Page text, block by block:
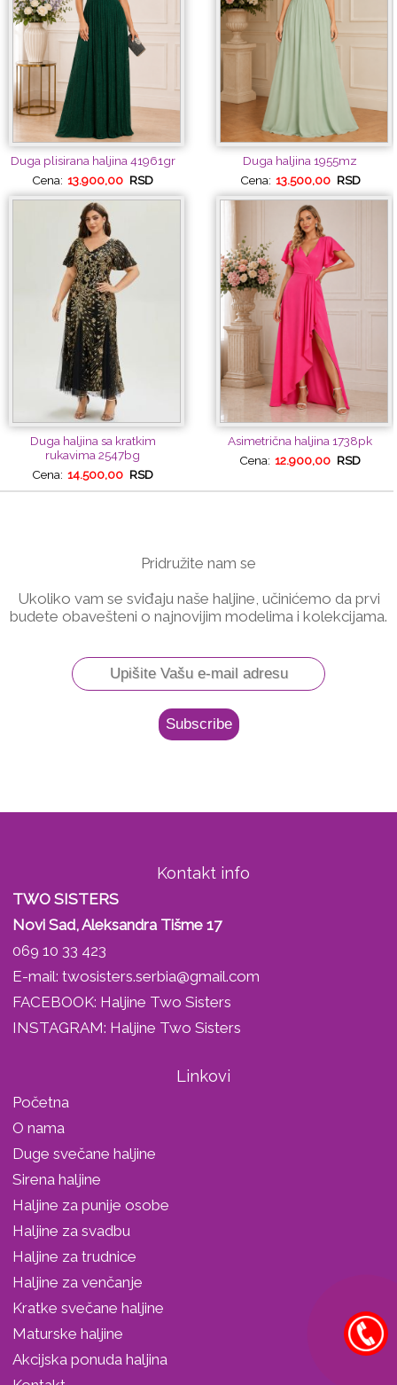
Duga plisirana haljina 41961gr
Cena: 13.900,00 RSD
Duga haljina 1955mz
Cena: 13.500,00 RSD
Duga haljina sa kratkim
rukavima 2547bg
Cena: 14.500,00 RSD
Asimetrična haljina 1738pk
Cena: 12.900,00 RSD
Pridružite nam se
Ukoliko vam se sviđaju naše haljine, učinićemo da prvi
budete obavešteni o najnovijim modelima i kolekcijama.
Kontakt info
TWO SISTERS
Novi Sad, Aleksandra Tišme 17
069 10 33 423
E-mail:twosisters.serbia@gmail.com
FACEBOOK: Haljine Two Sisters
INSTAGRAM: Haljine Two Sisters
Linkovi
Početna
O nama
Duge svečane haljine
Sirena haljine
Haljine za punije osobe
Haljine za svadbu
Haljine za trudnice
Haljine za venčanje
Kratke svečane haljine
Maturske haljine
Akcijska ponuda haljina